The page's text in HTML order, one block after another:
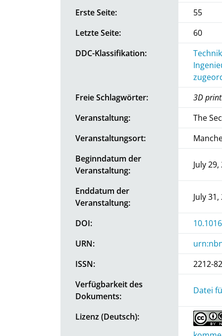
Erste Seite:
55
Letzte Seite:
60
DDC-Klassifikation:
Freie Schlagwörter:
3D
Veranstaltung:
The
Veranstaltungsort:
Beginndatum der
Veranstaltung:
July
Enddatum der
Veranstaltung:
July
DOI:
URN:
ISSN:
2212-
Verfügbarkeit des
Dokuments:
Datei
Lizenz (Deutsch):